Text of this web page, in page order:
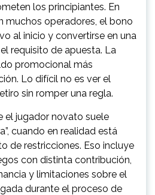
los principiantes. En
muchos operadores, el bono
al inicio y convertirse en una
requisito de apuesta. La
promocional más
Lo difícil no es ver el
sin romper una regla.
el jugador novato suele
cuando en realidad está
de restricciones. Eso incluye
con distinta contribución,
y limitaciones sobre el
durante el proceso de